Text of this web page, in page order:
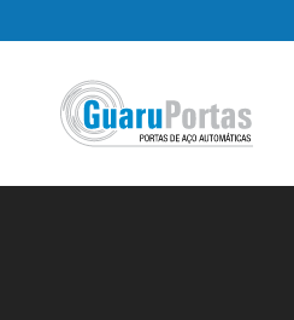
para
conteúdo